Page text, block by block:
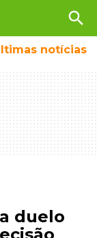
search
notícias
duelo